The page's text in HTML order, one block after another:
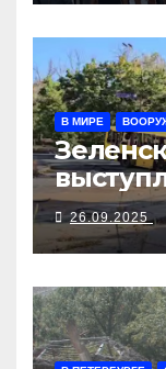
В МИРЕ
рубеж
26.09.2025